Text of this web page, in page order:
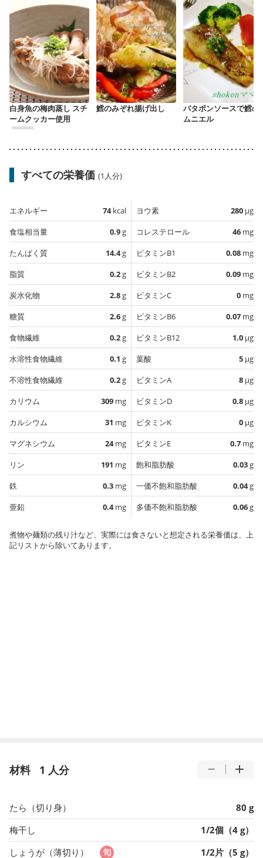
白身魚の梅肉蒸し スチ
ームクッカー使用
鱈のみぞれ揚げ出し
バタポンソースで鱈の
ムニエル
すべての栄養価 (1人分)
エネルギー 74kcal
食塩相当量
0.9g
たんぱく質
14.4g
脂質
0.2g
炭水化物
2.8g
糖質
2.6g
食物繊維
0.2g
水溶性食物繊維
0.1 g
不溶性食物繊維
0.2g
カリウム
309 mg
カルシウム
31 mg
マグネシウム
24mg
リン
191 mg
鉄
0.3 mg
亜鉛
0.4mg
ヨウ素 280 µg
コレステロール
46 mg
ビタミンB1
0.08 mg
ビタミンB2
0.09 mg
ビタミンC
0 mg
ビタミンB6
0.07 mg
ビタミンB12
1.0 µg
葉酸
5 µg
ビタミンA
8 µg
ビタミンD
0.8 µg
ビタミンK
0 µg
ビタミンE
0.7 mg
飽和脂肪酸
0.03g
一価不飽和脂肪酸
0.04g
多価不飽和脂肪酸
0.06g
煮物や麺類の残り汁など、実際には食さないと想定される栄養価は、上
記リストから除いてあります。
材料 1 人分
たら（切り身）
80 g
梅干し
1/2個（4 g）
しょうが（薄切り）
1/2片（5 g）